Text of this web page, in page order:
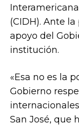
(CIDH). Ante
apoyo del
institución.
«Esa no es la
Gobierno
San José, que